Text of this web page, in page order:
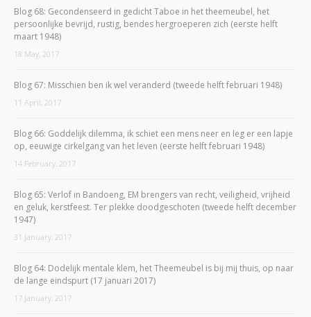
Blog 68: Gecondenseerd in gedicht Taboe in het theemeubel, het
persoonlijke bevrijd, rustig, bendes hergroeperen zich (eerste helft
maart 1948)
18 May, 2017
Blog 67: Misschien ben ik wel veranderd (tweede helft februari 1948)
11 April, 2017
Blog 66: Goddelijk dilemma, ik schiet een mens neer en leg er een lapje
op, eeuwige cirkelgang van het leven (eerste helft februari 1948)
14 February, 2017
Blog 65: Verlof in Bandoeng, EM brengers van recht, veiligheid, vrijheid
en geluk, kerstfeest. Ter plekke doodgeschoten (tweede helft december
1947)
31 January, 2017
Blog 64: Dodelijk mentale klem, het Theemeubel is bij mij thuis, op naar
de lange eindspurt (17 januari 2017)
17 January, 2017